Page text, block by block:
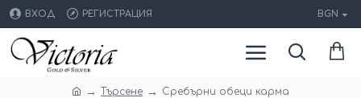
ВХОД РЕГИСТРАЦИЯ BGN
Търсене Сребърни обеци карма